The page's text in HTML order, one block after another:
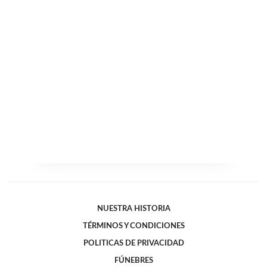
NUESTRA HISTORIA
TÉRMINOS Y CONDICIONES
POLITICAS DE PRIVACIDAD
FÚNEBRES